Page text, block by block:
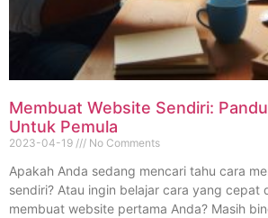
Membuat Website Sendiri:
Untuk Pemula
2023-04-19 No Comments
Apakah Anda sedang mencari tahu cara
sendiri? Atau ingin belajar cara yang cepat
membuat website pertama Anda? Masih